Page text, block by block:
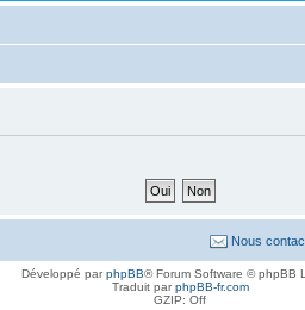
Nous
Développé parphpBB® Forum Software © phpBB
Traduit parphpBB-fr.com
GZIP: Off